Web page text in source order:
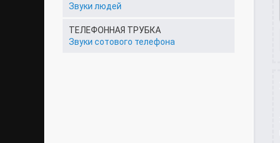
Звуки людей
ТЕЛЕФОННАЯ ТРУБКА
Звуки сотового телефона